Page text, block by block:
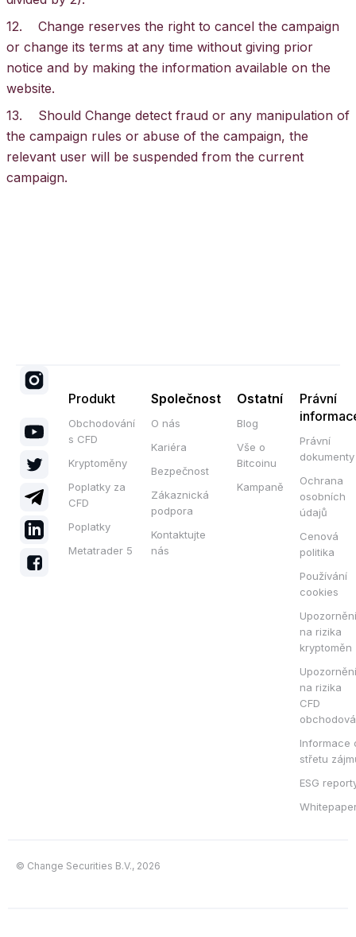
12. Change reserves the right to cancel the campaign
or change its terms at any time without giving prior
notice and by making the information available on the
website.
13. Should Change detect fraud or any manipulation of
the campaign rules or abuse of the campaign, the
relevant user will be suspended from the current
campaign.
Produkt
Obchodování
s CFD
Kryptoměny
Poplatky za
CFD
Poplatky
Metatrader 5
Společnost
O nás
Kariéra
Bezpečnost
Zákaznická
podpora
Kontaktujte
nás
Ostatní
Blog
Vše o
Bitcoinu
Kampaně
Právní
Právní
dokumenty
Ochrana
osobních
údajů
Cenová
politika
Používání
cookies
Upozornění
na rizika
kryptoměn
Upozornění
na rizika
CFD
Informace
střetu
ESG
© Change Securities B.V., 2026